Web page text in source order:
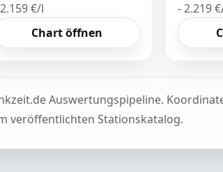
€/l
Chart öffnen
- 2.219
Auswertungspipeline.
veröffentlichten Stationskatalog.